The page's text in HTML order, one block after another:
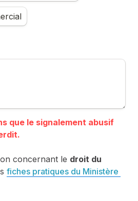
que le signalement abusif
concernant le droit du
fiches pratiques du Ministère